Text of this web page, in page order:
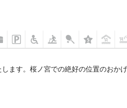
ます。桜ノ宮での絶好の位置のおか